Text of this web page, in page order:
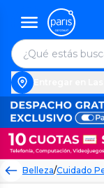
Belleza/Cuidado